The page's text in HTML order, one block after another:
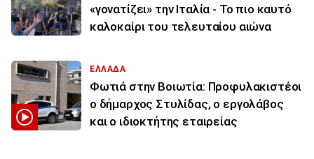
«γονατίζει» την Ιταλία - Το πιο καυτό
καλοκαίρι του τελευταίου αιώνα
ΕΛΛΑΔΑ
Φωτιά στην Βοιωτία: Προφυλακιστέοι
ο δήμαρχος Στυλίδας, ο εργολάβος
και ο ιδιοκτήτης εταιρείας